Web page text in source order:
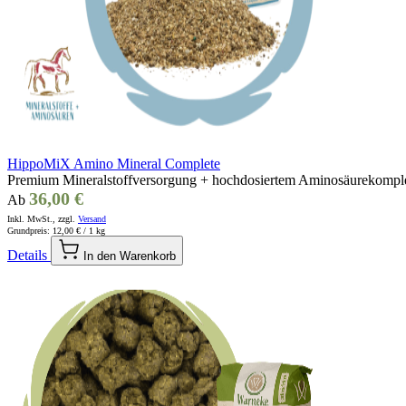
HippoMiX Amino Mineral Complete
Premium Mineralstoffversorgung + hochdosiertem
Ab 36,00 €
Inkl. MwSt., zzgl. Versand
Grundpreis: 12,00 € / 1 kg
Details In den Warenkorb